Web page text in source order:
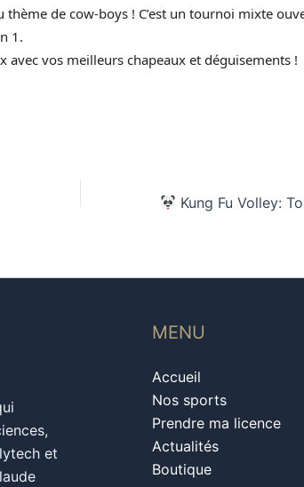
thème de cow-boys ! C’est un tournoi mixte
1.
avec vos meilleurs chapeaux et déguisements !
Kung Fu Volley: Tournoi de Volley à
et
MENU
Accueil
Nos sports
Prendre ma licence
Actualités
Boutique